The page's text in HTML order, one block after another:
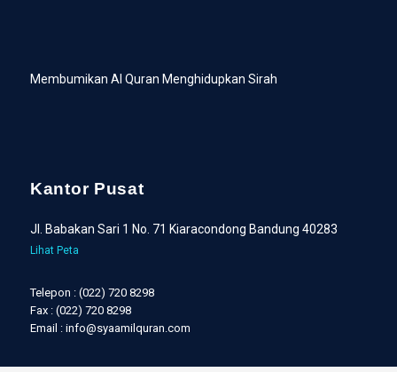
Membumikan Al Quran Menghidupkan Sirah
Kantor Pusat
Jl. Babakan Sari 1 No. 71 Kiaracondong Bandung 40283
Lihat Peta
Telepon : (022) 720 8298
Fax : (022) 720 8298
Email : info@syaamilquran.com